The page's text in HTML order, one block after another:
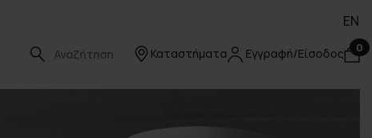
EN
Καταστήματα Εγγραφή/Είσοδος 0